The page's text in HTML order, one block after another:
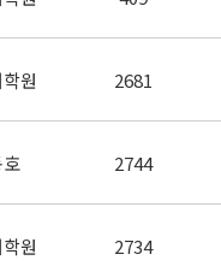
원 2681
2744
원 2734